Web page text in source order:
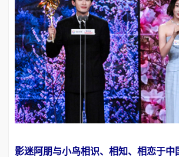
影迷阿朋与小鸟相识、相知、相恋于中